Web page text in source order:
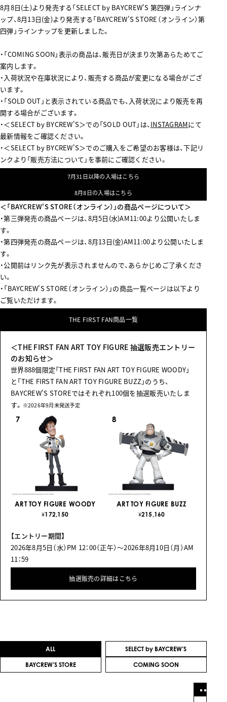
8月8日(土)より発売する「SELECT by BAYCREW'S 第四弾」ラインナ
ップ、8月13日(金)より発売する「BAYCREW'S STORE（オンライン）第
四弾」ラインナップを更新しました。
・「COMING SOON」表示の商品は、販売日が決まり次第あらためてご
案内します。
・入荷状況や在庫状況により、販売する商品が変更になる場合がござ
います。
・「SOLD OUT」と表示されている商品でも、入荷状況により販売を再
開する場合がございます。
・＜SELECT by BYCREW'S＞での「SOLD OUT」は、INSTAGRAMにて
最新情報をご確認ください。
・＜SELECT by BYCREW'S＞でのご購入をご希望のお客様は、下記リ
ンクより「販売方法について」を事前にご確認ください。
7月31日以降の入場はこちら
8月8日の入場はこちら
＜「BAYCREW'S STORE（オンライン）」の商品ページについて＞
・第三弾発売の商品ページは、8月5日(水)AM11:00より公開いたしま
す。
・第四弾発売の商品ページは、8月13日(金)AM11:00より公開いたしま
す。
・公開前はリンク先が表示されませんので、あらかじめご了承くださ
い。
・「BAYCREW'S STORE（オンライン）」の商品一覧ページは以下より
ご覧いただけます。
THE FIRST FAN商品一覧
＜THE FIRST FAN ART TOY FIGURE 抽選販売エントリー
のお知らせ＞
世界888個限定「THE FIRST FAN ART TOY FIGURE WOODY」
と「THE FIRST FAN ART TOY FIGURE BUZZ」のうち、
BAYCREW'S STOREではそれぞれ100個を抽選販売いたしま
す。 ※2026年9月末発送予定
7
ART TOY FIGURE WOODY
¥172,150
8
ART TOY FIGURE BUZZ
¥215,160
【エントリー期間】
2026年8月5日（水）PM 12：00（正午）〜2026年8月10日（月）AM
11：59
抽選販売の詳細はこちら
ALL SELECT by BAYCREW’S
BAYCREW’S STORE COMING SOON